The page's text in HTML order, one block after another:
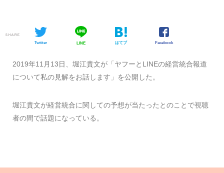
SHARE
Twitter LINE はてブ Facebook
2019年11 月 13日、堀江貴文が「 ヤフーとLINEの経営統合報道
について私の見解をお話します 」を公開した。
堀江貴文が経営統合に関しての予想が当たったとのことで視聴
者の間で話題になっている。